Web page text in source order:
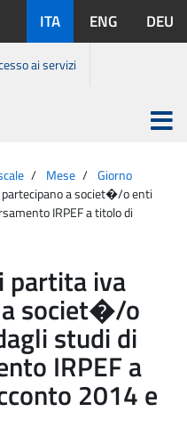
disponibili:
ITA ENG DEU
ai servizi
Apri
menu
Mese
Giorno
a societ�/o enti
IRPEF a titolo di
partita iva
a societ�/o
studi di
IRPEF a
2014 e